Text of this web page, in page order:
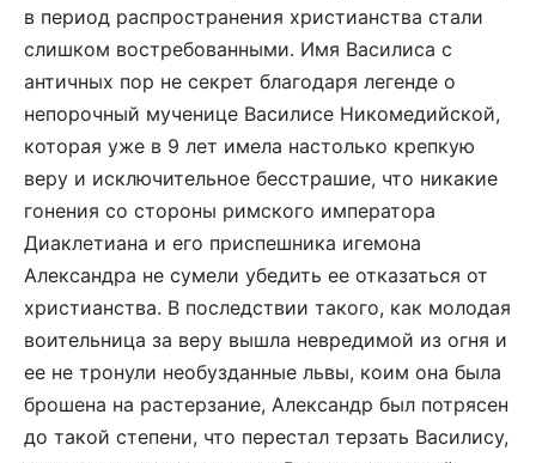
в период распространения христианства стали
слишком востребованными. Имя Василиса с
античных пор не секрет благодаря легенде о
непорочный мученице Василисе Никомедийской,
которая уже в 9 лет имела настолько крепкую
веру и исключительное бесстрашие, что никакие
гонения со стороны римского императора
Диаклетиана и его приспешника игемона
Александра не сумели убедить ее отказаться от
христианства. В последствии такого, как молодая
воительница за веру вышла невредимой из огня и
ее не тронули необузданные львы, коим она была
брошена на растерзание, Александр был потрясен
до такой степени, что перестал терзать Василису,